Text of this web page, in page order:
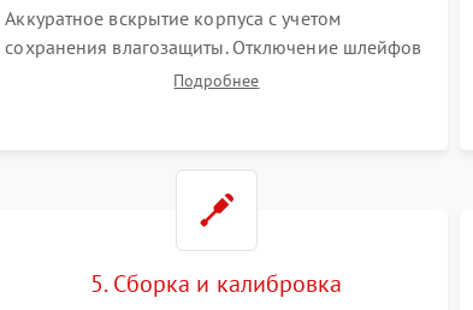
Аккуратное вскрытие корпуса с учетом
сохранения влагозащиты. Отключение шлейфов
питания и дисплея. Очистка внутренних плат от
Подробнее
5. Сборка и калибровка